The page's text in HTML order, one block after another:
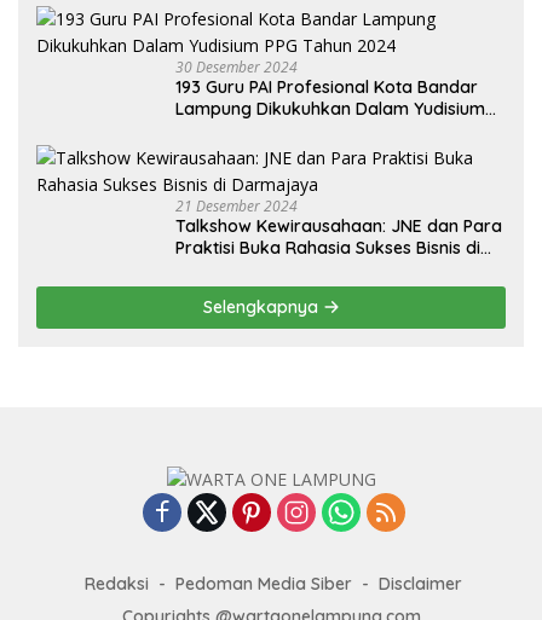
Selatan
30 Desember 2024
193 Guru PAI Profesional Kota Bandar
Lampung Dikukuhkan Dalam Yudisium
21 Desember 2024
Talkshow Kewirausahaan: JNE dan Para
Praktisi Buka Rahasia Sukses Bisnis di
Selengkapnya
Redaksi Pedoman Media Siber
Disclaimer